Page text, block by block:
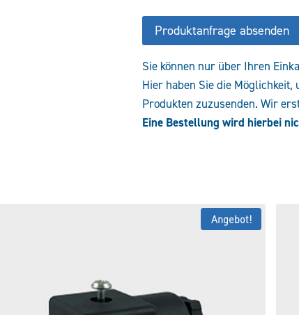
220VDC
Menge
Produktanfrage absenden
Sie können nur über Ihren
Hier haben Sie die
Produkten zuzusenden. Wir
Eine Bestellung wird hierbei
Angebot!